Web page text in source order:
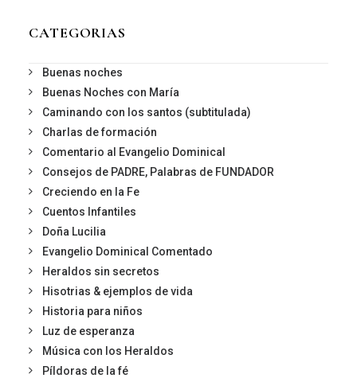
CATEGORIAS
Buenas noches
Buenas Noches con María
Caminando con los santos (subtitulada)
Charlas de formación
Comentario al Evangelio Dominical
Consejos de PADRE, Palabras de FUNDADOR
Creciendo en la Fe
Cuentos Infantiles
Doña Lucilia
Evangelio Dominical Comentado
Heraldos sin secretos
Hisotrias & ejemplos de vida
Historia para niños
Luz de esperanza
Música con los Heraldos
Píldoras de la fé